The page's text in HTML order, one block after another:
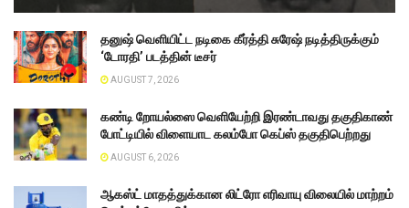
தனுஷ் வெளியிட்ட நடிகை கீர்த்தி சுரேஷ் நடித்திருக்கும்
‘டோரதி’ படத்தின் டீசர்
AUGUST 7, 2026
கண்டி றோயல்ஸை வெளியேற்றி இரண்டாவது தகுதிகாண்
போட்டியில் விளையாட கலம்போ கெப்ஸ் தகுதிபெற்றது
AUGUST 6, 2026
ஆகஸ்ட் மாதத்துக்கான லிட்ரோ எரிவாயு விலையில் மாற்றம்